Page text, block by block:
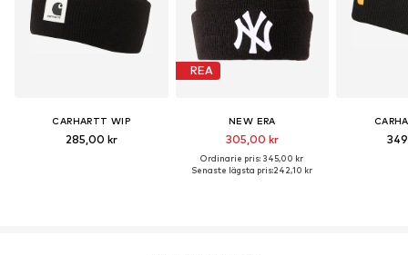
CARHARTT WIP
285,00 kr
REA
NEW ERA
305,00 kr
Ordinarie pris: 345,00 kr
Senaste lägsta pris:242,10 kr